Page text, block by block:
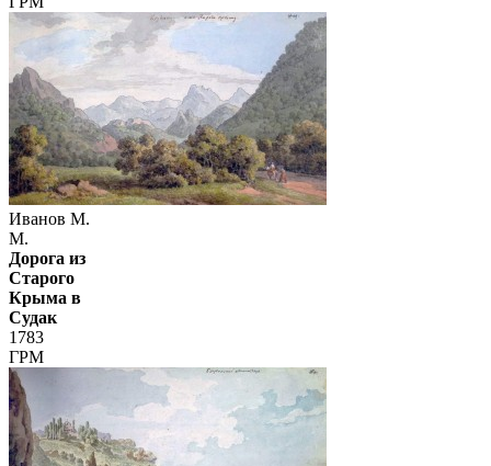
Иванов М.
М.
Дорога из
Старого
Крыма в
Судак
1783
ГРМ